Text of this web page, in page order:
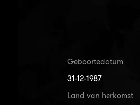
Geboortedatum
31-12-1987
Land van herkomst